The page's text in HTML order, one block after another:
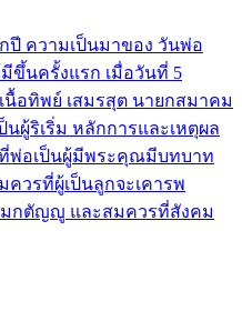
ปี ความเป็นมาของ วันพ่อ
ขึ้นครั้งแรก เมื่อวันที่ 5
อทิพย์ เสมรสุต นายกสมาคม
ผู้ริเริ่ม หลักการและเหตุผล
พ่อเป็นผู้มีพระคุณมีบทบาท
วรที่ผู้เป็นลูกจะเคารพ
กตัญญู และสมควรที่สังคม